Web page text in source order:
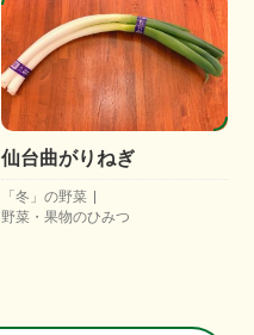
仙台曲がりねぎ
「冬」の野菜
野菜・果物のひみつ